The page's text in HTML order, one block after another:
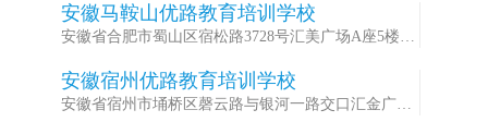
安徽马鞍山优路教育培训学校
安徽省合肥市蜀山区宿松路3728号汇美广场A座5楼
安徽宿州优路教育培训学校
安徽省宿州市埇桥区磬云路与银河一路交口汇金广场